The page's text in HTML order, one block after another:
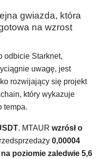
gwiazda, która
na wzrost
odbicie Starknet,
uwagę, jest
rozwijający się projekt
który wykazuje
tempa.
. MTAUR wzrósł o
0,00004
poziomie zaledwie 5,6